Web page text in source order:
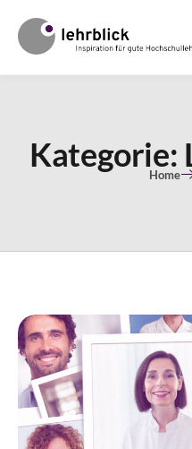
Kategorie:
Home